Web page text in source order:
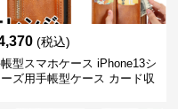
(税込)
型スマホケース iPhone13シ
ーズ用手帳型ケース カード収